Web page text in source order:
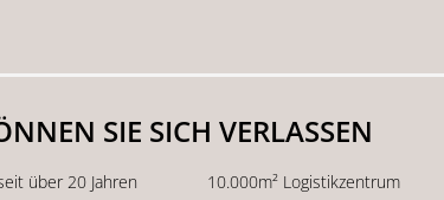
SIE SICH VERLASSEN
über 20 Jahren
10.000m² Logistikzentrum